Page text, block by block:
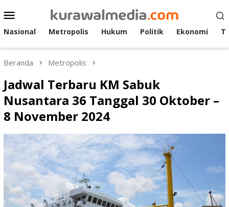
ke
konten
Menu
Mobile
Nasional Metropolis Hukum Politik Ekonomi
Beranda Metropolis
Jadwal Terbaru KM Sabuk
Nusantara 36 Tanggal 30 Oktober –
8 November 2024